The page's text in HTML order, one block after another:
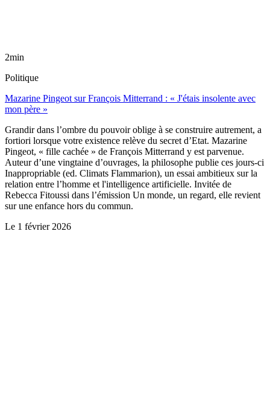
2min
Politique
Mazarine Pingeot sur François Mitterrand : « J'étais insolente avec
mon père »
Grandir dans l’ombre du pouvoir oblige à se construire autrement, a
fortiori lorsque votre existence relève du secret d’Etat. Mazarine
Pingeot, « fille cachée » de François Mitterrand y est parvenue.
Auteur d’une vingtaine d’ouvrages, la philosophe publie ces jours-ci
Inappropriable (ed. Climats Flammarion), un essai ambitieux sur la
relation entre l’homme et l'intelligence artificielle. Invitée de
Rebecca Fitoussi dans l’émission Un monde, un regard, elle revient
sur une enfance hors du commun.
Le 1 février 2026